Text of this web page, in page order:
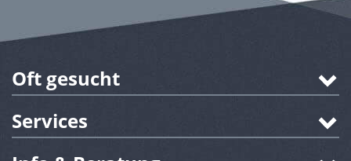
Oft gesucht
Services